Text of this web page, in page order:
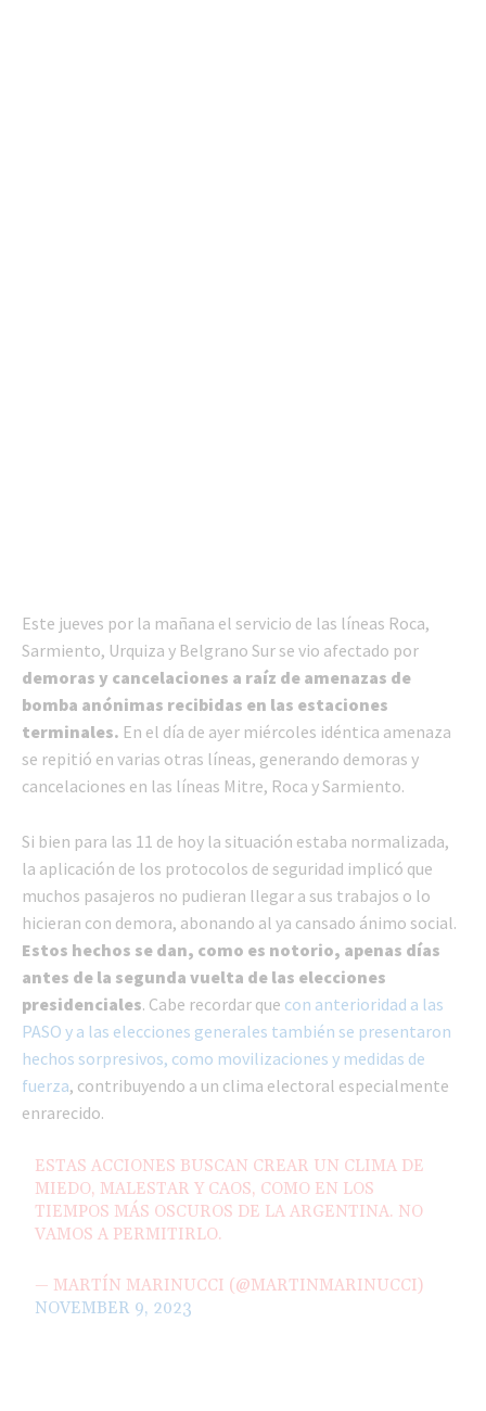
Este jueves por la mañana el servicio de las líneas Roca,
Sarmiento, Urquiza y Belgrano Sur se vio afectado por
demoras y cancelaciones a raíz de amenazas de
bomba anónimas recibidas en las estaciones
terminales. En el día de ayer miércoles idéntica amenaza
se repitió en varias otras líneas, generando demoras y
cancelaciones en las líneas Mitre, Roca y Sarmiento.
Si bien para las 11 de hoy la situación estaba normalizada,
la aplicación de los protocolos de seguridad implicó que
muchos pasajeros no pudieran llegar a sus trabajos o lo
hicieran con demora, abonando al ya cansado ánimo social.
Estos hechos se dan, como es notorio, apenas días
antes de la segunda vuelta de las elecciones
presidenciales. Cabe recordar que con anterioridad a las
PASO y a las elecciones generales también se presentaron
hechos sorpresivos, como movilizaciones y medidas de
fuerza, contribuyendo a un clima electoral especialmente
enrarecido.
ESTAS ACCIONES BUSCAN CREAR UN CLIMA DE
MIEDO, MALESTAR Y CAOS, COMO EN LOS
TIEMPOS MÁS OSCUROS DE LA ARGENTINA. NO
VAMOS A PERMITIRLO.
— MARTÍN MARINUCCI (@MARTINMARINUCCI)
NOVEMBER 9, 2023